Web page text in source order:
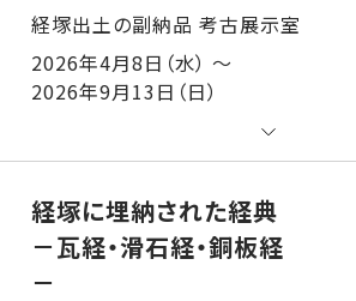
経塚出土の副納品 考古展示室
2026年4月8日（水） ～
2026年9月13日（日）
経塚に埋納された経典
－瓦経・滑石経・銅板経
－